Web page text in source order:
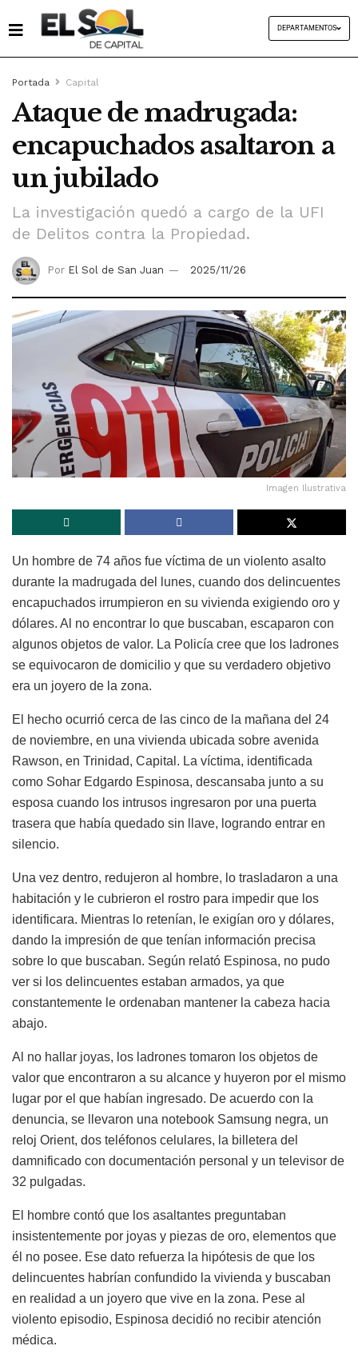
DEPARTAMENTOS
Portada Capital
Ataque de madrugada:
encapuchados asaltaron a
un jubilado
La investigación quedó a cargo de la UFI
de Delitos contra la Propiedad.
Por El Sol de San Juan 2025/11/26
Imagen Ilustrativa
Un hombre de 74 años fue víctima de un violento asalto
durante la madrugada del lunes, cuando dos delincuentes
encapuchados irrumpieron en su vivienda exigiendo oro y
dólares. Al no encontrar lo que buscaban, escaparon con
algunos objetos de valor. La Policía cree que los ladrones
se equivocaron de domicilio y que su verdadero objetivo
era un joyero de la zona.
El hecho ocurrió cerca de las cinco de la mañana del 24
de noviembre, en una vivienda ubicada sobre avenida
Rawson, en Trinidad, Capital. La víctima, identificada
como Sohar Edgardo Espinosa, descansaba junto a su
esposa cuando los intrusos ingresaron por una puerta
trasera que había quedado sin llave, logrando entrar en
silencio.
Una vez dentro, redujeron al hombre, lo trasladaron a una
habitación y le cubrieron el rostro para impedir que los
identificara. Mientras lo retenían, le exigían oro y dólares,
dando la impresión de que tenían información precisa
sobre lo que buscaban. Según relató Espinosa, no pudo
ver si los delincuentes estaban armados, ya que
constantemente le ordenaban mantener la cabeza hacia
abajo.
Al no hallar joyas, los ladrones tomaron los objetos de
valor que encontraron a su alcance y huyeron por el mismo
lugar por el que habían ingresado. De acuerdo con la
denuncia, se llevaron una notebook Samsung negra, un
reloj Orient, dos teléfonos celulares, la billetera del
damnificado con documentación personal y un televisor de
32 pulgadas.
El hombre contó que los asaltantes preguntaban
insistentemente por joyas y piezas de oro, elementos que
él no posee. Ese dato refuerza la hipótesis de que los
delincuentes habrían confundido la vivienda y buscaban
en realidad a un joyero que vive en la zona. Pese al
violento episodio, Espinosa decidió no recibir atención
médica.